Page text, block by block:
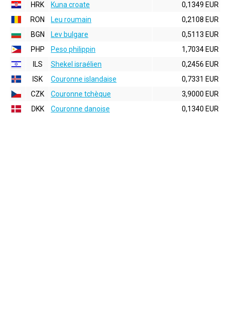
HRK
Kuna croate
0,1349 EUR
RON
Leu roumain
0,2108 EUR
BGN
Lev bulgare
0,5113 EUR
PHP
Peso philippin
1,7034 EUR
ILS
Shekel israélien
0,2456 EUR
ISK
Couronne islandaise
0,7331 EUR
CZK
Couronne tchèque
3,9000 EUR
DKK
Couronne danoise 0,1340 EUR